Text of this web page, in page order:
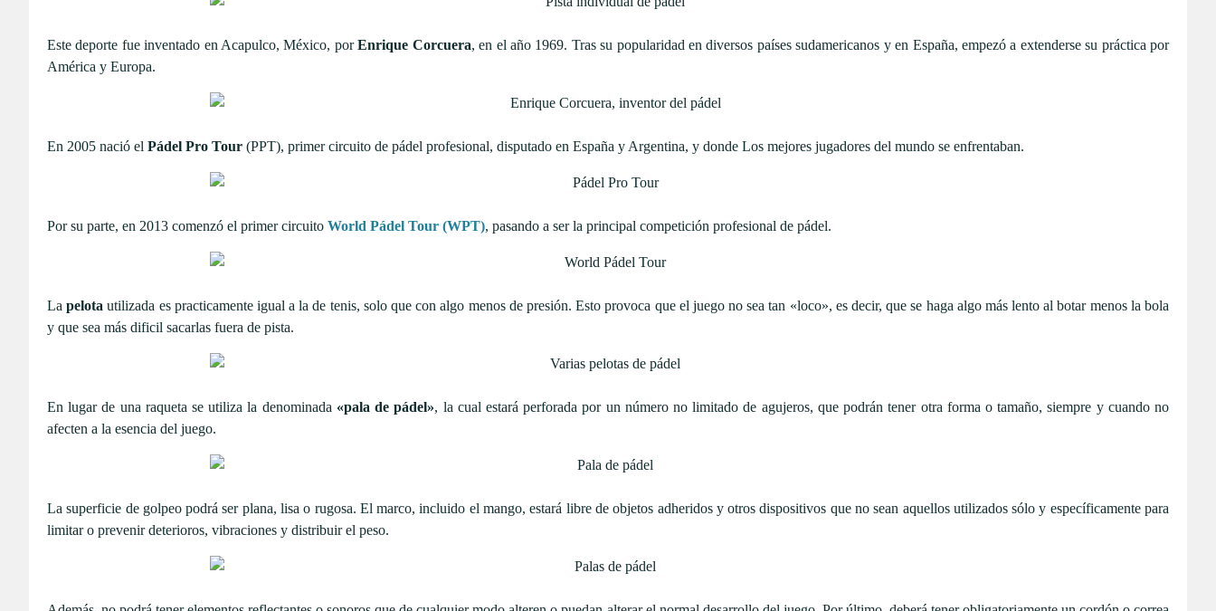
Este deporte fue inventado en Acapulco, México, porEnrique Corcuera, en el año 1969. Tras su popularidad en diversos países sudamericanos y en España, empezó a extenderse su práctica por
América y Europa.
En 2005 nació el Pádel Pro Tour (PPT), primer circuito de pádel profesional, disputado en España y Argentina, y donde Los mejores jugadores del mundo se enfrentaban.
Por su parte, en 2013 comenzó el primer circuito World Pádel Tour (WPT), pasando a ser la principal competición profesional de pádel.
Lapelota utilizada es practicamente igual a la de tenis, solo que con algo menos de presión. Esto provoca que el juego no sea tan «loco», es decir, que se haga algo más lento al botar menos la bola
y que sea más dificil sacarlas fuera de pista.
En lugar de una raqueta se utiliza la denominada «pala de pádel», la cual estará perforada por un número no limitado de agujeros, que podrán tener otra forma o tamaño, siempre y cuando no
afecten a la esencia del juego.
La superficie de golpeo podrá ser plana, lisa o rugosa. El marco, incluido el mango, estará libre de objetos adheridos y otros dispositivos que no sean aquellos utilizados sólo y específicamente para
limitar o prevenir deterioros, vibraciones y distribuir el peso.